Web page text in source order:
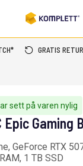
GRATIS RETUR
sett på varen nylig
Gaming
GeForce RTX
1 TB SSD